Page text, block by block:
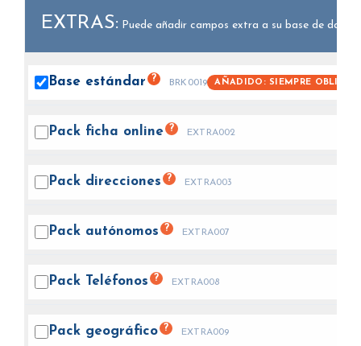
EXTRAS: Puede añadir campos extra a su base de datos.
Base estándar ? BRK0019 AÑADIDO: SIEMPRE
Pack ficha online ? EXTRA002
Pack direcciones ? EXTRA003
Pack autónomos ? EXTRA007
Pack Teléfonos ? EXTRA008
Pack geográfico ? EXTRA009